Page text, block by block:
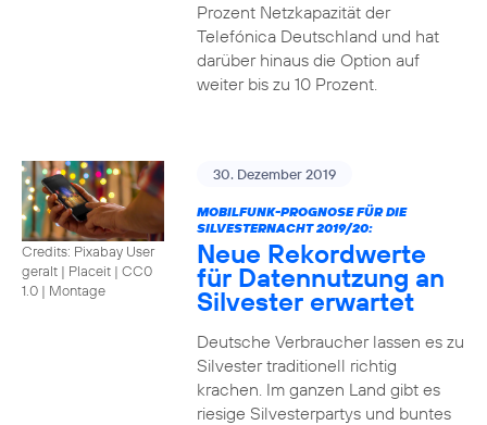
Prozent Netzkapazität der
Telefónica Deutschland und hat
darüber hinaus die Option auf
weiter bis zu 10 Prozent.
Credits: Pixabay User
geralt | Placeit | CC0
1.0 | Montage
30. Dezember 2019
MOBILFUNK-PROGNOSE FÜR DIE
SILVESTERNACHT 2019/20:
Neue Rekordwerte
für Datennutzung an
Silvester erwartet
Deutsche Verbraucher lassen es zu
Silvester traditionell richtig
krachen. Im ganzen Land gibt es
riesige Silvesterpartys und buntes